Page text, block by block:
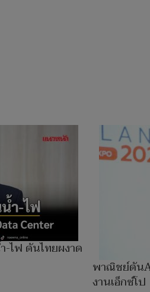
-ไฟ ดันไทยผงาด
พาณิชย์ดัน
งานเอ็กซ์โป